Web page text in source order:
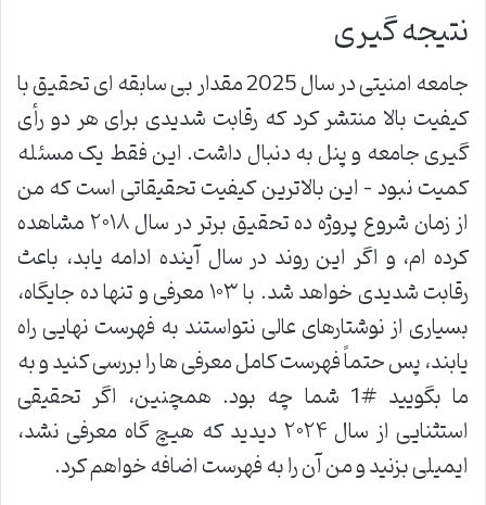
نتیجه گیری
جامعه امنیتی در سال 2025 مقدار بی سابقه ای تحقیق با
کیفیت بالا منتشر کرد که رقابت شدیدی برای هر دو رأی
گیری جامعه و پنل به دنبال داشت. این فقط یک مسئله
کمیت نبود – این بالاترین کیفیت تحقیقاتی است که من
از زمان شروع پروژه ده تحقیق برتر در سال ۲۰۱۸ مشاهده
کرده ام، و اگر این روند در سال آینده ادامه یابد، باعث
رقابت شدیدی خواهد شد. با ۱۰۳ معرفی و تنها ده جایگاه،
بسیاری از نوشتارهای عالی نتواستند به فهرست نهایی راه
یابند، پس حتماً فهرست کامل معرفی ها را بررسی کنید و به
ما بگویید #1 شما چه بود. همچنین، اگر تحقیقی
استثنایی از سال ۲۰۲۴ دیدید که هیچ گاه معرفی نشد،
ایمیلی بزنید و من آن را به فهرست اضافه خواهم کرد.